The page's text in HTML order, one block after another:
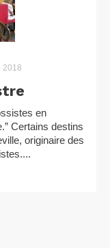
2018
en
Certains destins
originaire des